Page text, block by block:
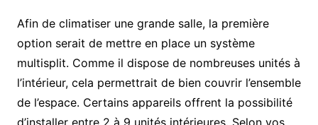
Afin de climatiser une grande salle, la première
option serait de mettre en place un système
multisplit. Comme il dispose de nombreuses unités à
l’intérieur, cela permettrait de bien couvrir l’ensemble
de l’espace. Certains appareils offrent la possibilité